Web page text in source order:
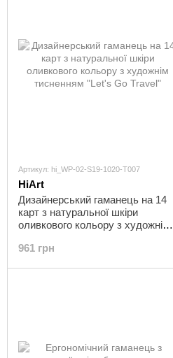
Артикул: hi_WP-02-S19-1020-T007
HiArt
Дизайнерський гаманець на 14
карт з натуральної шкіри
оливкового кольору з художнім
961 грн